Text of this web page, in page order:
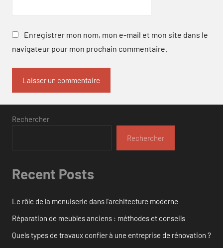
Enregistrer mon nom, mon e-mail et mon site dans le
navigateur pour mon prochain commentaire.
Rechercher
Rechercher
Recent Posts
Le rôle de la menuiserie dans l’architecture moderne
Réparation de meubles anciens : méthodes et conseils
Quels types de travaux confier à une entreprise de rénovation ?